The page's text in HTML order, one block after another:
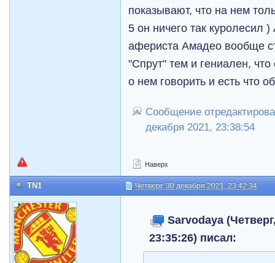
показывают, что на нем
5 он ничего так куролесил
афериста Амадео вообще
"Спрут" тем и гениален,
о нем говорить и есть что
Сообщение
декабря 2021, 23:38:54
Наверх
TN1 Четверг, 30 декабря 2021, 23:42:34
Sarvodaya
23:35:26) писал: